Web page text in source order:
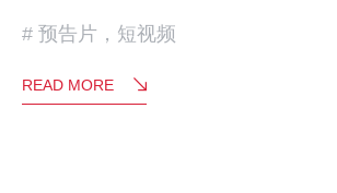
预告片，短视频
READ MORE